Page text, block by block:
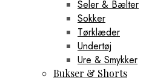
Seler & Bælter
Sokker
Tørklæder
Undertøj
Ure & Smykker
Bukser & Shorts